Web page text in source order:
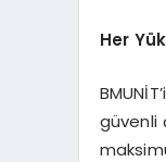
Her
güvenli